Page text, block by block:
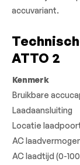
accuvariant.
ATTO 2
Kenmerk
Bruikbare
Laadaansluiting
Locatie
AC
AC laadtijd (0-